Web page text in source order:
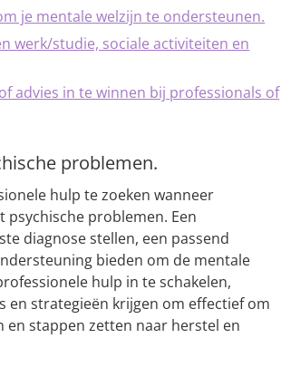
je mentale welzijn te ondersteunen.
werk/studie, sociale activiteiten en
advies in te winnen bij professionals of
problemen.
hulp te zoeken wanneer
psychische problemen. Een
diagnose stellen, een passend
bieden om de mentale
hulp in te schakelen,
en strategieën krijgen om effectief om
stappen zetten naar herstel en